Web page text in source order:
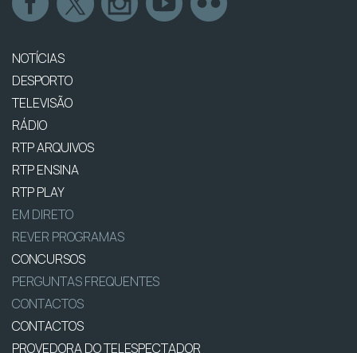
NOTÍCIAS
DESPORTO
TELEVISÃO
RÁDIO
RTP ARQUIVOS
RTP ENSINA
RTP PLAY
EM DIRETO
REVER PROGRAMAS
CONCURSOS
PERGUNTAS FREQUENTES
CONTACTOS
CONTACTOS
PROVEDORA DO TELESPECTADOR